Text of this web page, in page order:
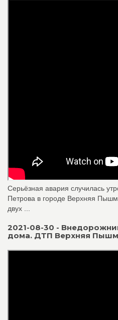
Серьёзная авария случилась
Петрова в городе Верхняя
двух ...
2021-08-30 -
дома. ДТП Верхняя